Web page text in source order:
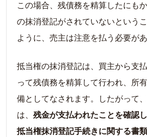
この場合、残債務を精算したにも
の抹消登記がされていないという
ように、売主は注意を払う必要があ
抵当権の抹消登記は、買主から支
って残債務を精算して行われ、所
備としてなされます。したがって
は、 残金が支払われたことを確認し
抵当権抹消登記手続きに関する書